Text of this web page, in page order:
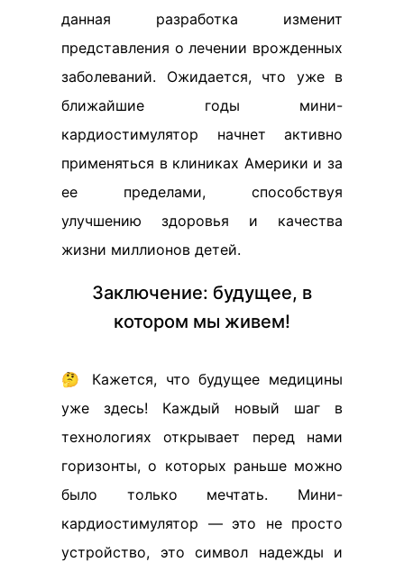
данная разработка изменит
представления о лечении врожденных
заболеваний. Ожидается, что уже в
ближайшие годы мини-
кардиостимулятор начнет активно
применяться в клиниках Америки и за
ее пределами, способствуя
улучшению здоровья и качества
жизни миллионов детей.
Заключение: будущее, в
котором мы живем!
🤔 Кажется, что будущее медицины
уже здесь! Каждый новый шаг в
технологиях открывает перед нами
горизонты, о которых раньше можно
было только мечтать. Мини-
кардиостимулятор — это не просто
устройство, это символ надежды и